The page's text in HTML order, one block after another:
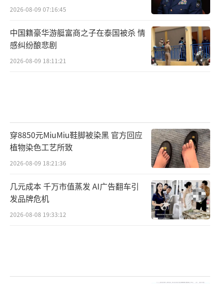
2026-08-09 07:16:45
中国籍豪华游艇富商之子在泰国被杀 情
感纠纷酿悲剧
2026-08-09 18:11:21
穿8850元MiuMiu鞋脚被染黑 官方回应
植物染色工艺所致
2026-08-09 18:21:36
几元成本 千万市值蒸发 AI广告翻车引
发品牌危机
2026-08-08 19:33:12